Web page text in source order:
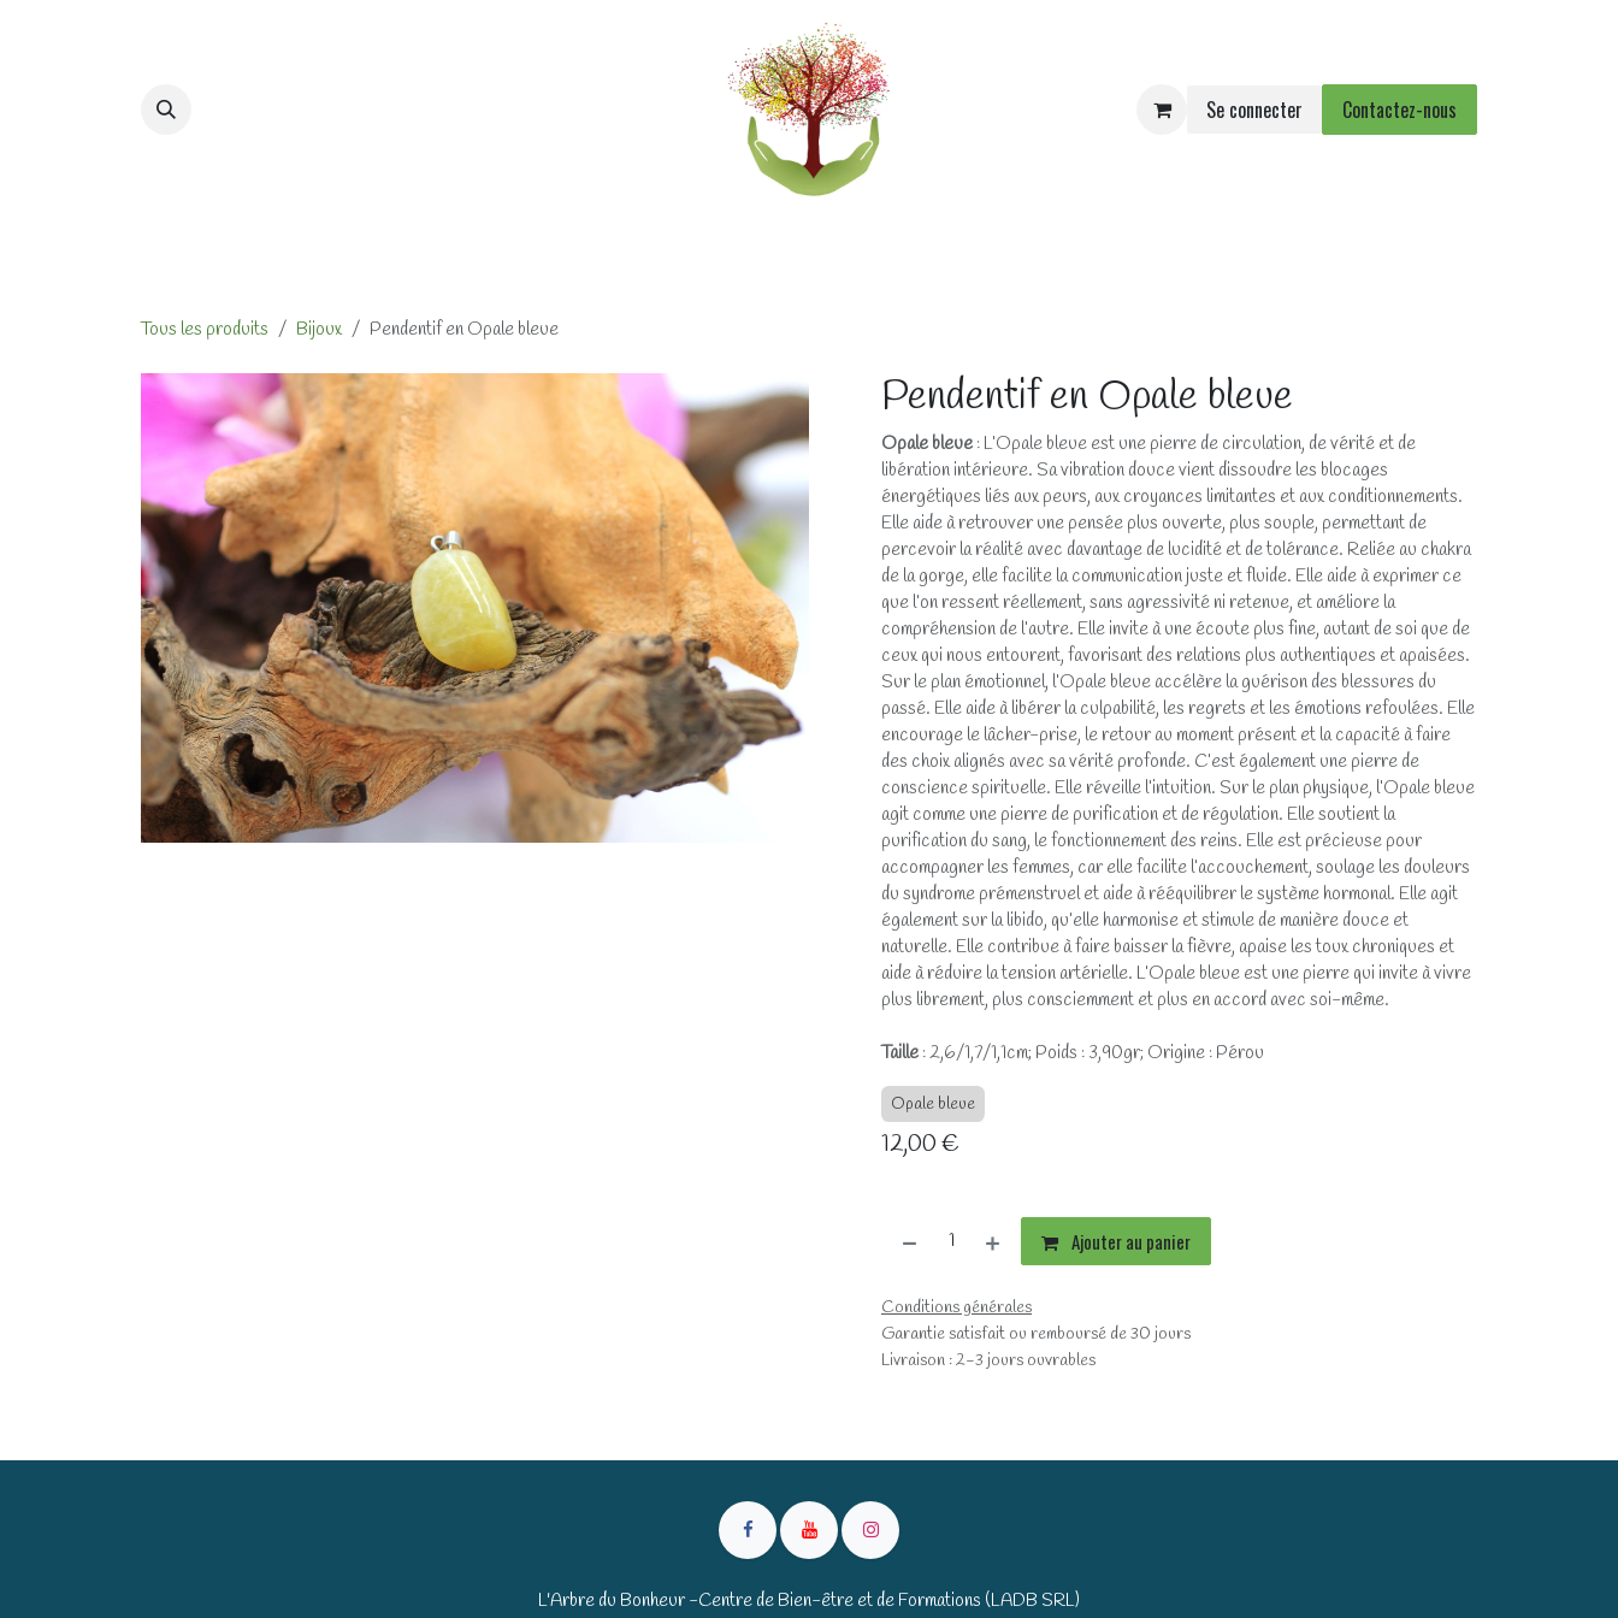
Se connecter Contactez-nous
Tous les produits Bijoux Pendentif en Opale bleue
Pendentif en Opale bleue
Opale bleue : L’Opale bleue est une pierre de circulation, de vérité et de
libération intérieure. Sa vibration douce vient dissoudre les blocages
énergétiques liés aux peurs, aux croyances limitantes et aux conditionnements.
Elle aide à retrouver une pensée plus ouverte, plus souple, permettant de
percevoir la réalité avec davantage de lucidité et de tolérance. Reliée au chakra
de la gorge, elle facilite la communication juste et fluide. Elle aide à exprimer ce
que l’on ressent réellement, sans agressivité ni retenue, et améliore la
compréhension de l’autre. Elle invite à une écoute plus fine, autant de soi que de
ceux qui nous entourent, favorisant des relations plus authentiques et apaisées.
Sur le plan émotionnel, l’Opale bleue accélère la guérison des blessures du
passé. Elle aide à libérer la culpabilité, les regrets et les émotions refoulées. Elle
encourage le lâcher-prise, le retour au moment présent et la capacité à faire
des choix alignés avec sa vérité profonde. C’est également une pierre de
conscience spirituelle. Elle réveille l’intuition. Sur le plan physique, l’Opale bleue
agit comme une pierre de purification et de régulation. Elle soutient la
purification du sang, le fonctionnement des reins. Elle est précieuse pour
accompagner les femmes, car elle facilite l’accouchement, soulage les douleurs
du syndrome prémenstruel et aide à rééquilibrer le système hormonal. Elle agit
également sur la libido, qu’elle harmonise et stimule de manière douce et
naturelle. Elle contribue à faire baisser la fièvre, apaise les toux chroniques et
aide à réduire la tension artérielle. L’Opale bleue est une pierre qui invite à vivre
plus librement, plus consciemment et plus en accord avec soi-même.
Taille : 2,6/1,7/1,1cm; Poids : 3,90gr; Origine : Pérou
Opale bleue
12,00€
Ajouter au panier
Conditions générales
Garantie satisfait ou remboursé de 30 jours
Livraison : 2-3 jours ouvrables
L'Arbre du Bonheur -Centre de Bien-être et de Formations (LADB SRL)